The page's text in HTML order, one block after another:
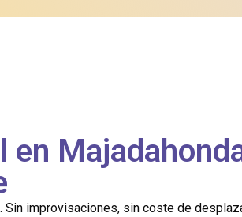
improvisaciones, sin coste de